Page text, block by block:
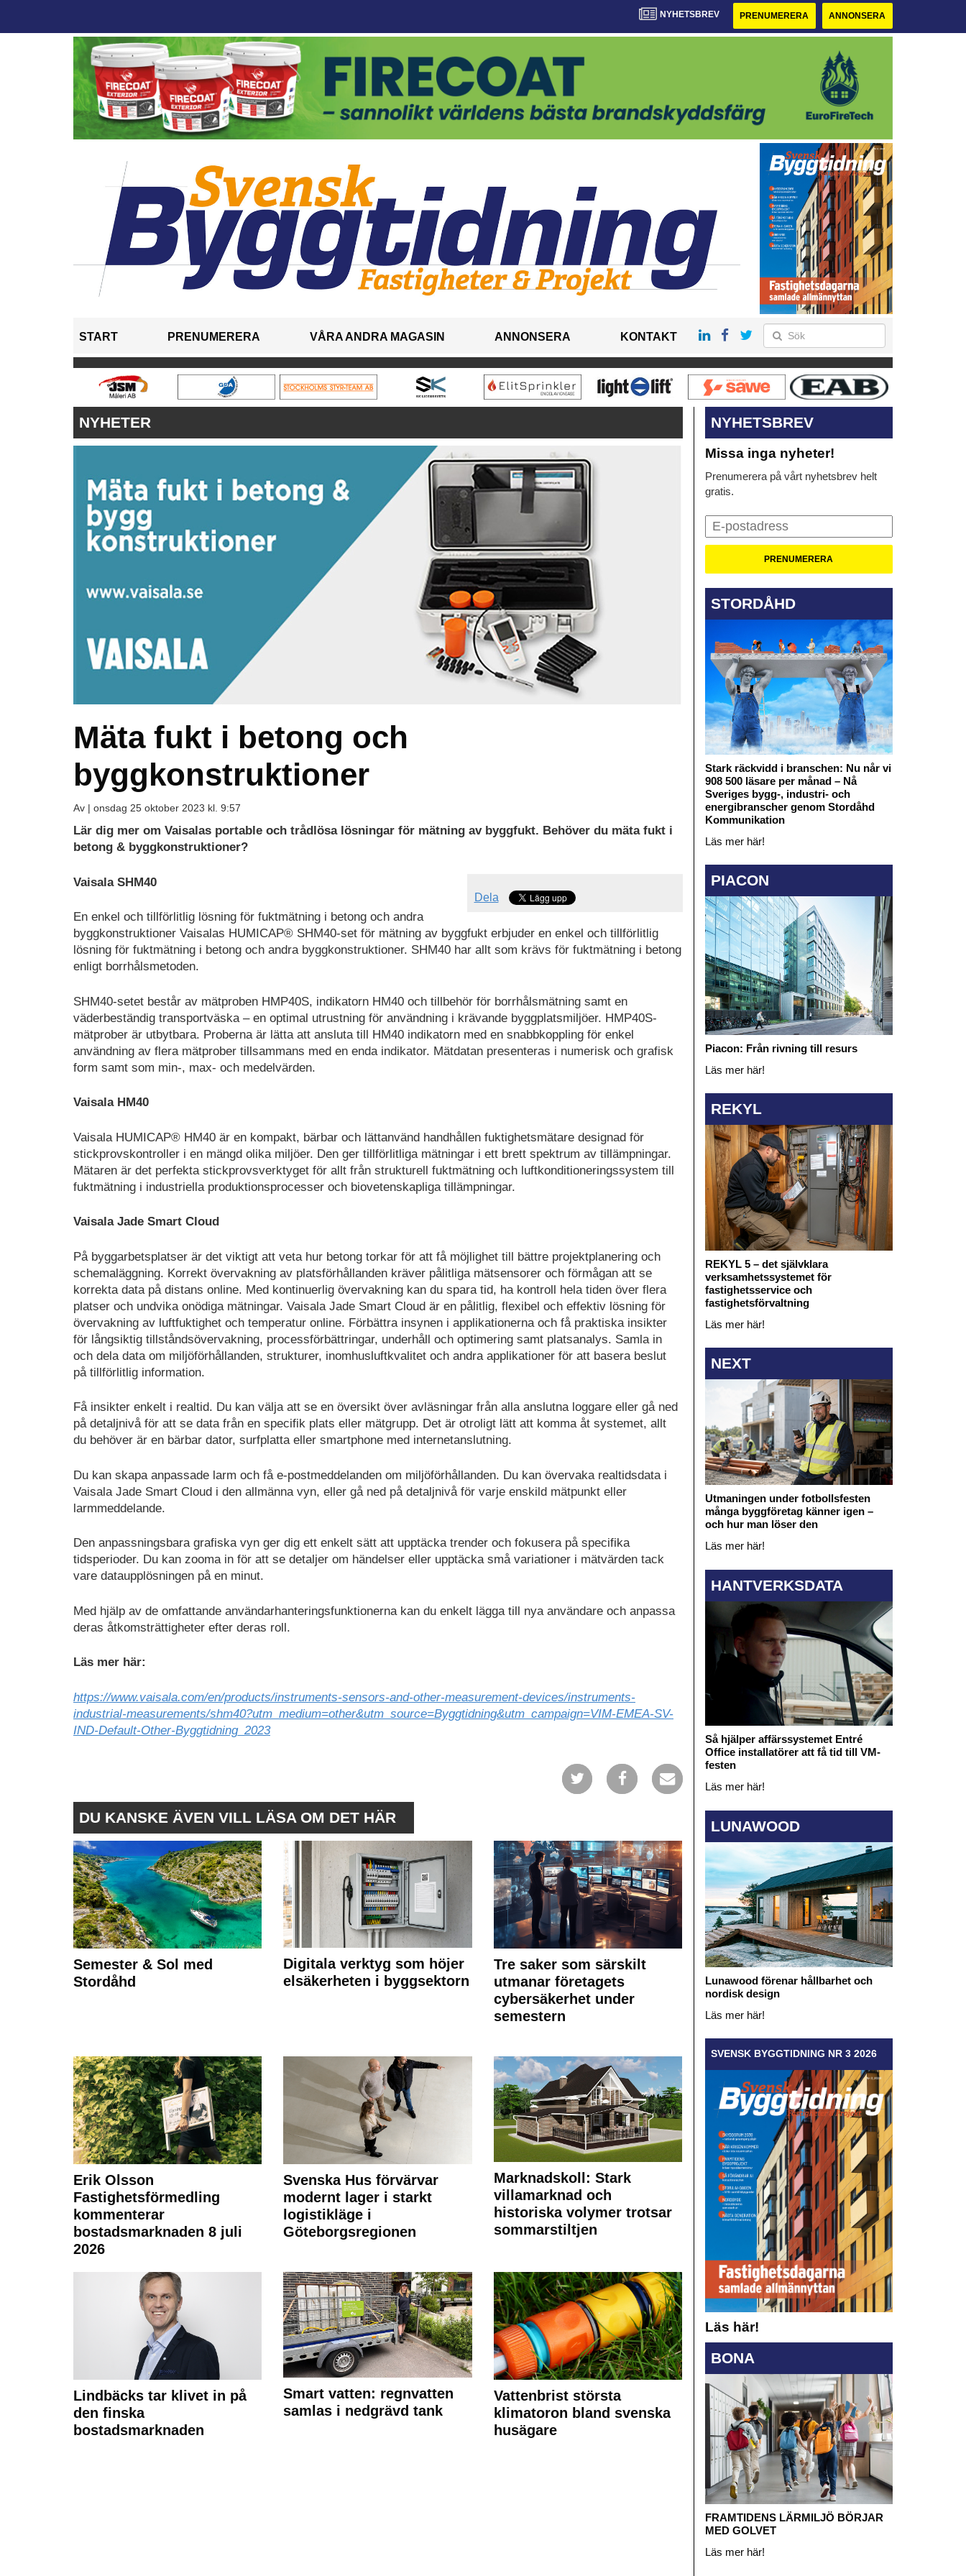
NYHETSBREV PRENUMERERA ANNONSERA
START PRENUMERERA VÅRA ANDRA MAGASIN ANNONSERA KONTAKT
NYHETER
Mäta fukt i betong och
byggkonstruktioner
Av | onsdag 25 oktober 2023 kl. 9:57
Lär dig mer om Vaisalas portable och trådlösa lösningar för mätning av byggfukt. Behöver du mäta fukt i
betong & byggkonstruktioner?
Dela
Vaisala SHM40
En enkel och tillförlitlig lösning för fuktmätning i betong och andra
byggkonstruktioner Vaisalas HUMICAP® SHM40-set för mätning av byggfukt erbjuder en enkel och tillförlitlig
lösning för fuktmätning i betong och andra byggkonstruktioner. SHM40 har allt som krävs för fuktmätning i betong
enligt borrhålsmetoden.
SHM40-setet består av mätproben HMP40S, indikatorn HM40 och tillbehör för borrhålsmätning samt en
väderbeständig transportväska – en optimal utrustning för användning i krävande byggplatsmiljöer. HMP40S-
mätprober är utbytbara. Proberna är lätta att ansluta till HM40 indikatorn med en snabbkoppling för enkel
användning av flera mätprober tillsammans med en enda indikator. Mätdatan presenteras i numerisk och grafisk
form samt som min-, max- och medelvärden.
Vaisala HM40
Vaisala HUMICAP® HM40 är en kompakt, bärbar och lättanvänd handhållen fuktighetsmätare designad för
stickprovskontroller i en mängd olika miljöer. Den ger tillförlitliga mätningar i ett brett spektrum av tillämpningar.
Mätaren är det perfekta stickprovsverktyget för allt från strukturell fuktmätning och luftkonditioneringssystem till
fuktmätning i industriella produktionsprocesser och biovetenskapliga tillämpningar.
Vaisala Jade Smart Cloud
På byggarbetsplatser är det viktigt att veta hur betong torkar för att få möjlighet till bättre projektplanering och
schemaläggning. Korrekt övervakning av platsförhållanden kräver pålitliga mätsensorer och förmågan att se
korrekta data på distans online. Med kontinuerlig övervakning kan du spara tid, ha kontroll hela tiden över flera
platser och undvika onödiga mätningar. Vaisala Jade Smart Cloud är en pålitlig, flexibel och effektiv lösning för
övervakning av luftfuktighet och temperatur online. Förbättra insynen i applikationerna och få praktiska insikter
för långsiktig tillståndsövervakning, processförbättringar, underhåll och optimering samt platsanalys. Samla in
och dela data om miljöförhållanden, strukturer, inomhusluftkvalitet och andra applikationer för att basera beslut
på tillförlitlig information.
Få insikter enkelt i realtid. Du kan välja att se en översikt över avläsningar från alla anslutna loggare eller gå ned
på detaljnivå för att se data från en specifik plats eller mätgrupp. Det är otroligt lätt att komma åt systemet, allt
du behöver är en bärbar dator, surfplatta eller smartphone med internetanslutning.
Du kan skapa anpassade larm och få e-postmeddelanden om miljöförhållanden. Du kan övervaka realtidsdata i
Vaisala Jade Smart Cloud i den allmänna vyn, eller gå ned på detaljnivå för varje enskild mätpunkt eller
larmmeddelande.
Den anpassningsbara grafiska vyn ger dig ett enkelt sätt att upptäcka trender och fokusera på specifika
tidsperioder. Du kan zooma in för att se detaljer om händelser eller upptäcka små variationer i mätvärden tack
vare dataupplösningen på en minut.
Med hjälp av de omfattande användarhanteringsfunktionerna kan du enkelt lägga till nya användare och anpassa
deras åtkomsträttigheter efter deras roll.
Läs mer här:
https://www.vaisala.com/en/products/instruments-sensors-and-other-measurement-devices/instruments-
industrial-measurements/shm40?utm_medium=other&utm_source=Byggtidning&utm_campaign=VIM-EMEA-SV-
IND-Default-Other-Byggtidning_2023
DU KANSKE ÄVEN VILL LÄSA OM DET HÄR
Semester & Sol med
Stordåhd
Digitala verktyg som höjer
elsäkerheten i byggsektorn
Tre saker som särskilt
utmanar företagets
cybersäkerhet under
semestern
Erik Olsson
Fastighetsförmedling
kommenterar
bostadsmarknaden 8 juli
2026
Svenska Hus förvärvar
modernt lager i starkt
logistikläge i
Göteborgsregionen
Marknadskoll: Stark
villamarknad och
historiska volymer trotsar
sommarstiltjen
Lindbäcks tar klivet in på
den finska
bostadsmarknaden
Smart vatten: regnvatten
samlas i nedgrävd tank
Vattenbrist största
klimatoron bland svenska
husägare
NYHETSBREV
Missa inga nyheter!
Prenumerera på vårt nyhetsbrev helt
gratis.
STORDÅHD
Stark räckvidd i branschen: Nu når vi
908 500 läsare per månad – Nå
Sveriges bygg-, industri- och
energibranscher genom Stordåhd
Kommunikation
Läs mer här!
PIACON
Piacon: Från rivning till resurs
Läs mer här!
REKYL
REKYL 5 – det självklara
verksamhetssystemet för
fastighetsservice och
fastighetsförvaltning
Läs mer här!
NEXT
Utmaningen under fotbollsfesten
många byggföretag känner igen –
och hur man löser den
Läs mer här!
HANTVERKSDATA
Så hjälper affärssystemet Entré
Office installatörer att få tid till VM-
festen
Läs mer här!
LUNAWOOD
Lunawood förenar hållbarhet och
nordisk design
Läs mer här!
SVENSK BYGGTIDNING NR 3 2026
Läs här!
BONA
FRAMTIDENS LÄRMILJÖ BÖRJAR
MED GOLVET
Läs mer här!